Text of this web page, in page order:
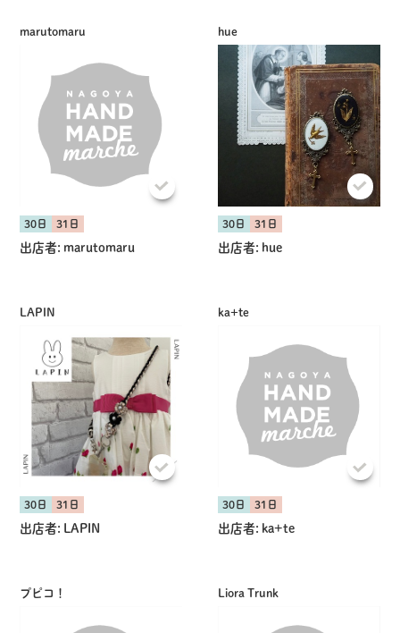
marutomaru
30日 31日
出店者: marutomaru
hue
30日 31日
出店者: hue
LAPIN
30日 31日
出店者: LAPIN
ka+te
30日 31日
出店者: ka+te
プピコ！ Liora Trunk
共有方法を選択